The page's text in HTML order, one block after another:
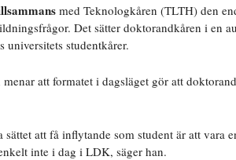
med Teknologkåren (TLTH) den
Det sätter doktorandkåren i en
universitets studentkårer.
menar att formatet i dagsläget gör att
sättet att få inflytande som student är att vara
inte i dag i LDK, säger han.